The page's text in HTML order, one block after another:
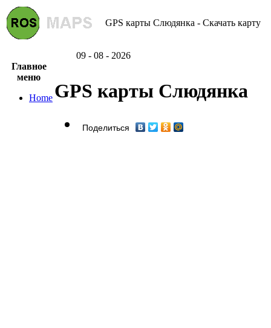
GPS карты Слюдянка - Скачать карту
09 - 08 - 2026
Главное
меню
Home GPS карты Слюдянка
Поделиться